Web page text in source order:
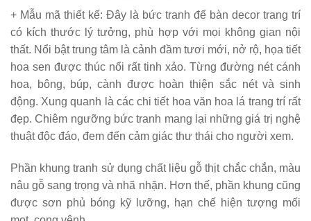
+ Mẫu mã thiết kế: Đây là bức tranh để bàn decor trang trí
có kích thước lý tưởng, phù hợp với mọi không gian nội
thất. Nổi bật trung tâm là cảnh đầm tươi mới, nở rộ, họa tiết
hoa sen được thúc nổi rất tinh xảo. Từng đường nét cánh
hoa, bông, búp, cành được hoàn thiện sắc nét và sinh
động. Xung quanh là các chi tiết hoa văn hoa lá trang trí rất
đẹp. Chiêm ngưỡng bức tranh mang lại những giá trị nghệ
thuật độc đáo, đem đến cảm giác thư thái cho người xem.
Phần khung tranh sử dụng chất liệu gỗ thịt chắc chắn, màu
nâu gỗ sang trọng và nhã nhặn. Hơn thế, phần khung cũng
được sơn phủ bóng kỹ lưỡng, hạn chế hiện tượng mối